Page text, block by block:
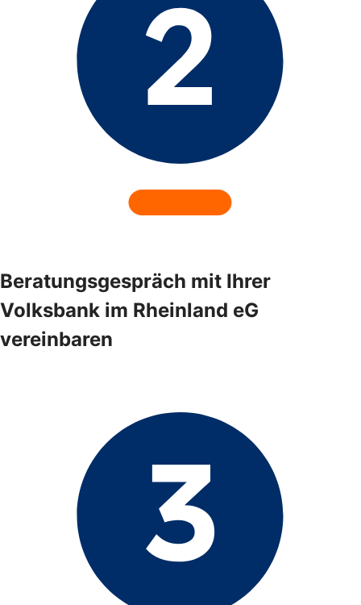
Beratungsgespräch mit Ihrer
Volksbank im Rheinland eG
vereinbaren